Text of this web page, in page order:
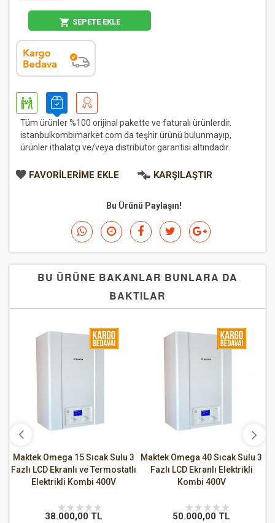
SEPETE EKLE
Tüm ürünler %100 orijinal pakette ve faturalı ürünlerdir.
istanbulkombimarket.com da teşhir ürünü bulunmayıp,
ürünler ithalatçı ve/veya distribütör garantisi altındadır.
FAVORILERIME EKLE KARŞILAŞTIR
Bu Ürünü Paylaşın!
BU ÜRÜNE BAKANLAR BUNLARA DA
BAKTILAR
Sulu 3
Termostatlı
Maktek Omega 40 Sıcak Sulu 3
Fazlı LCD Ekranlı Elektrikli
Kombi 400V
50.000,00 TL
Maktek Omega 50
Isıtma 3 Fazlı LCD
Elektrikli Kombi
72.000,00 TL